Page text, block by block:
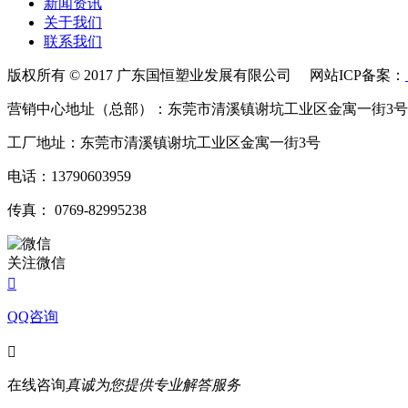
新闻资讯
关于我们
联系我们
版权所有 © 2017 广东国恒塑业发展有限公司 网站ICP备案：
营销中心地址（总部）：东莞市清溪镇谢坑工业区金寓一街3号
工厂地址：东莞市清溪镇谢坑工业区金寓一街3号
电话：13790603959
传真： 0769-82995238
关注微信

QQ咨询

在线咨询真诚为您提供专业解答服务